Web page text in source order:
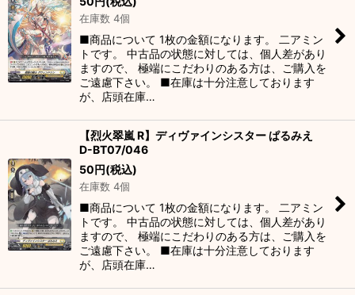
在庫数 4個
■商品について 1枚の金額になります。 二アミン
トです。 中古品の状態に対しては、個人差があり
ますので、 極端にこだわりのある方は、ご購入を
ご遠慮下さい。 ■在庫は十分注意しております
が、店頭在庫…
【烈火翠嵐 R】ディヴァインシスター ぱるみえ
D-BT07/046
50円(税込)
在庫数 4個
■商品について 1枚の金額になります。 二アミン
トです。 中古品の状態に対しては、個人差があり
ますので、 極端にこだわりのある方は、ご購入を
ご遠慮下さい。 ■在庫は十分注意しております
が、店頭在庫…